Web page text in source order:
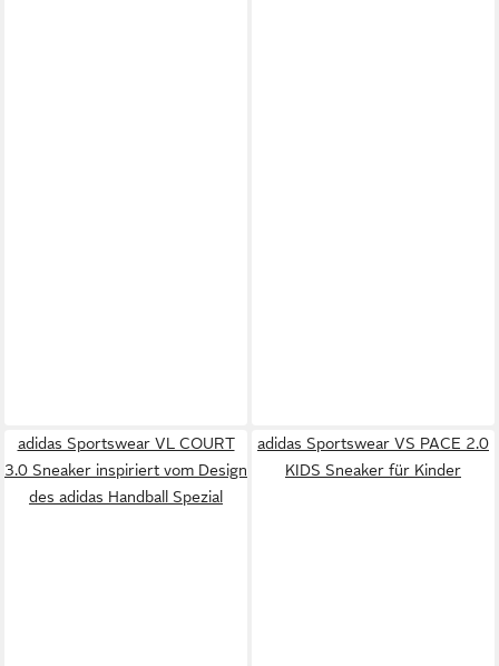
adidas Sportswear VL COURT
3.0 Sneaker inspiriert vom Design
des adidas Handball Spezial
adidas Sportswear VS PACE 2.0
KIDS Sneaker für Kinder